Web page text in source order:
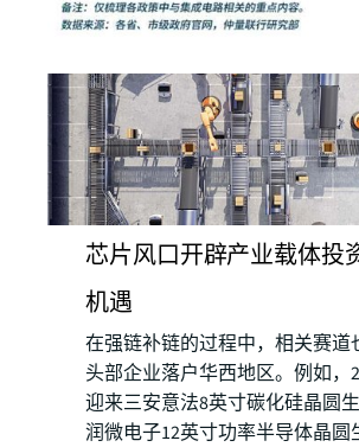
芯片风口开辟产业载体投
机遇
在强链补链的过程中，相关赛道
头部企业落户华西地区。例如，
迎来三安意法8英寸碳化硅晶圆
润微电子12英寸功率半导体晶圆